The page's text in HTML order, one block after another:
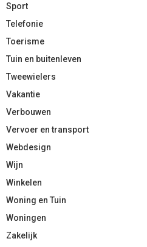
Sport
Telefonie
Toerisme
Tuin en buitenleven
Tweewielers
Vakantie
Verbouwen
Vervoer en transport
Webdesign
Wijn
Winkelen
Woning en Tuin
Woningen
Zakelijk